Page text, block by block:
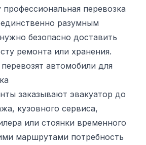
перевозка
единственно разумным
безопасно доставить
ремонта или хранения.
автомобили для
заказывают эвакуатор до
кузовного сервиса,
или стоянки временного
маршрутами потребность